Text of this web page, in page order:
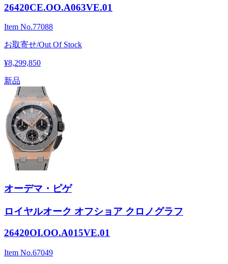
26420CE.OO.A063VE.01
Item No.77088
お取寄せ/Out Of Stock
¥8,299,850
新品
オーデマ・ピゲ
ロイヤルオーク オフショア クロノグラフ
26420OI.OO.A015VE.01
Item No.67049